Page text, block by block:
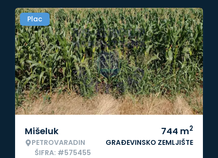
Plac
Mišeluk
PETROVARADIN
ŠIFRA: #575455
744 m2
GRAĐEVINSKO ZEMLJIŠTE